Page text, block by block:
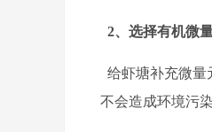
2、选择有机微
给虾塘补充微量
不会造成环境污染